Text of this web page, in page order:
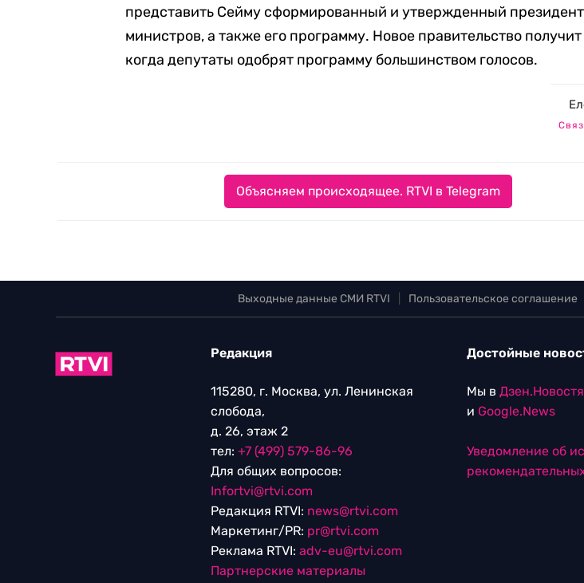
представить Сейму сформированный и утвержденный
министров, а также его программу. Новое правительство
когда депутаты одобрят программу большинством голосов.
Объясняем происходящее. RTVI в Telegram
Выходные данные СМИ RTVI Пользовательское соглашение
Редакция
115280, г. Москва, ул. Ленинская
слобода,
д. 26, этаж 2
тел: +7 (499) 579-86-96
Для общих вопросов:
Infortvi@rtvi.com
Редакция RTVI: news@rtvi.com
Маркетинг/PR: pr@rtvi.com
Реклама RTVI: adv-eu@rtvi.com
Партнерские материалы
Достойные
Мы в
и Google.News
Уведомление об